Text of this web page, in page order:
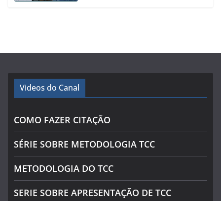
Videos do Canal
COMO FAZER CITAÇÃO
SÉRIE SOBRE METODOLOGIA TCC
METODOLOGIA DO TCC
SERIE SOBRE APRESENTAÇÃO DE TCC